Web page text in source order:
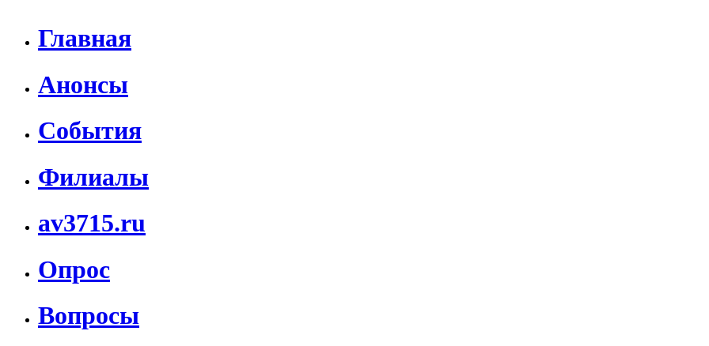
Главная
Анонсы
События
Филиалы
av3715.ru
Опрос
Вопросы